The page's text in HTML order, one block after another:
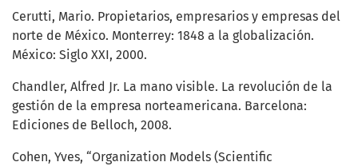
Cerutti, Mario. Propietarios, empresarios y empresas del
norte de México. Monterrey: 1848 a la globalización.
México: Siglo XXI, 2000.
Chandler, Alfred Jr. La mano visible. La revolución de la
gestión de la empresa norteamericana. Barcelona:
Ediciones de Belloch, 2008.
Cohen, Yves, “Organization Models (Scientific